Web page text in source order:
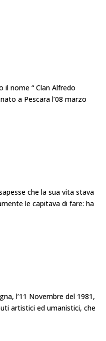
il nome “ Clan Alfredo
a Pescara l’08 marzo
che la sua vita stava
le capitava di fare: ha
l’11 Novembre del 1981,
artistici ed umanistici, che